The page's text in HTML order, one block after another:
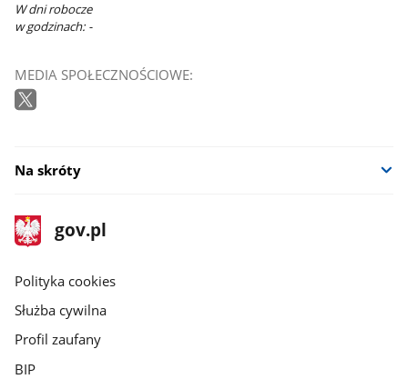
W dni robocze
w godzinach: -
MEDIA SPOŁECZNOŚCIOWE:
Na skróty
stopka
gov.pl
Strona
gov.pl
gov.pl
Polityka cookies
Służba cywilna
Profil zaufany
BIP